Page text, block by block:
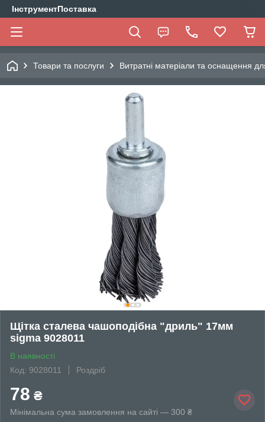
ІнструментПоставка
Товари та послуги Витратні матеріали та оснащення
Щітка сталева чашоподібна "дриль" 17мм
sigma 9028011
В наявності
Код: 9028011
Роздріб
78 ₴
Мінімальна сума замовлення на сайті — 300 ₴